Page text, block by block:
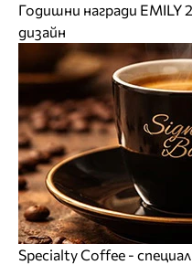
Годишни награди EMILY
дизайн
Specialty Coffee -